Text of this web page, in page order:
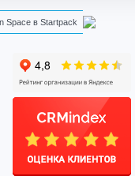
Space в Startpack